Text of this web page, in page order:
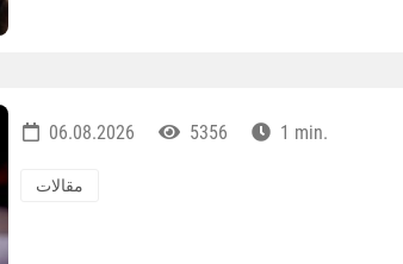
06.08.2026 5356 1 min.
مقالات